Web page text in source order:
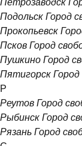
Петрозаводск
Подольск Город
Прокопьевск
Псков Город
Пушкино Город
Пятигорск Город
Р
Реутов Город
Рыбинск Город
Рязань Город